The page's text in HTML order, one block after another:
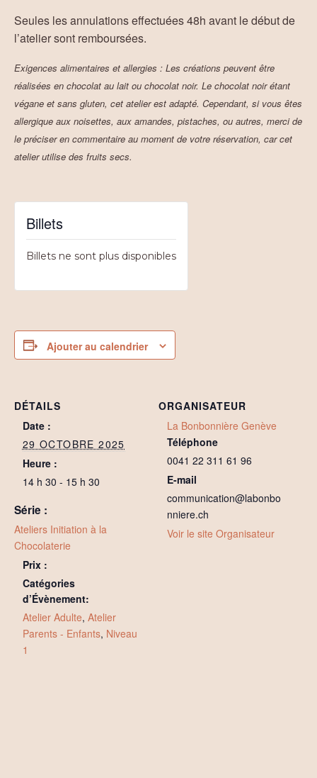
Seules les annulations effectuées 48h avant le début de
l’atelier sont remboursées.
Exigences alimentaires et allergies : Les créations peuvent être
réalisées en chocolat au lait ou chocolat noir. Le chocolat noir étant
végane et sans gluten, cet atelier est adapté. Cependant, si vous êtes
allergique aux noisettes, aux amandes, pistaches, ou autres, merci de
le préciser en commentaire au moment de votre réservation, car cet
atelier utilise des fruits secs.
Billets
Billets ne sont plus disponibles
Ajouter au calendrier
DÉTAILS
Date :
29 OCTOBRE 2025
Heure :
14 h 30 - 15 h 30
Série :
Ateliers Initiation à la
Chocolaterie
Prix :
Catégories
d’Évènement:
Atelier Adulte, Atelier
Parents - Enfants, Niveau
1
ORGANISATEUR
La Bonbonnière Genève
Téléphone
0041 22 311 61 96
E-mail
communication@labonbo
nniere.ch
Voir le site Organisateur